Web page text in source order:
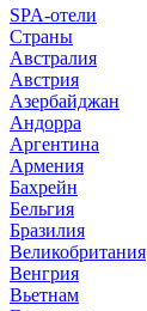
SPA-отели
Страны
Австралия
Австрия
Азербайджан
Андорра
Аргентина
Армения
Бахрейн
Бельгия
Бразилия
Великобритания
Венгрия
Вьетнам